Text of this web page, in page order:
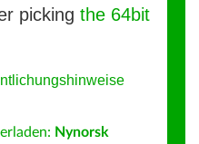
picking the 64bit
Nynorsk